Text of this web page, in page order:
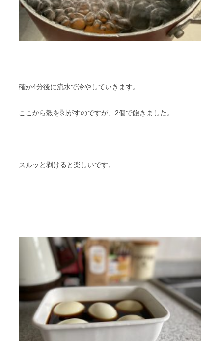
確か4分後に流水で冷やしていきます。
ここから殻を剥がすのですが、2個で飽きました。
スルッと剥けると楽しいです。